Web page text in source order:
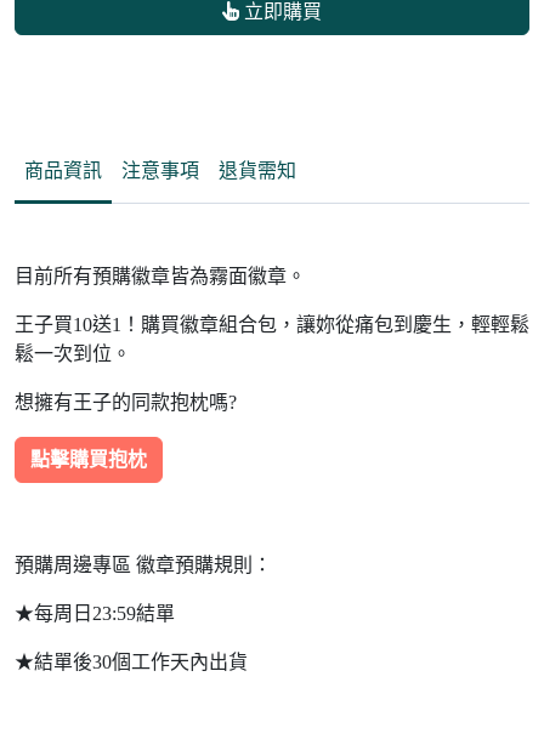
立即購買
商品資訊 注意事項 退貨需知
目前所有預購徽章皆為霧面徽章。
王子買10送1！購買徽章組合包，讓妳從痛包到慶生，輕輕鬆
鬆一次到位。
想擁有王子的同款抱枕嗎?
點擊購買抱枕
預購周邊專區 徽章預購規則：
★每周日23:59結單
★結單後30個工作天內出貨